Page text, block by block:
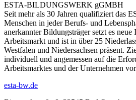
ESTA-BILDUNGSWERK gGMBH
Seit mehr als 30 Jahren qualifiziert das
Menschen in jeder Berufs- und
anerkannter Bildungsträger setzt es neue
Arbeitsmarkt und ist in über 25
Westfalen und Niedersachsen präsent.
individuell und angemessen auf die
Arbeitsmarktes und der Unternehmen
esta-bw.de